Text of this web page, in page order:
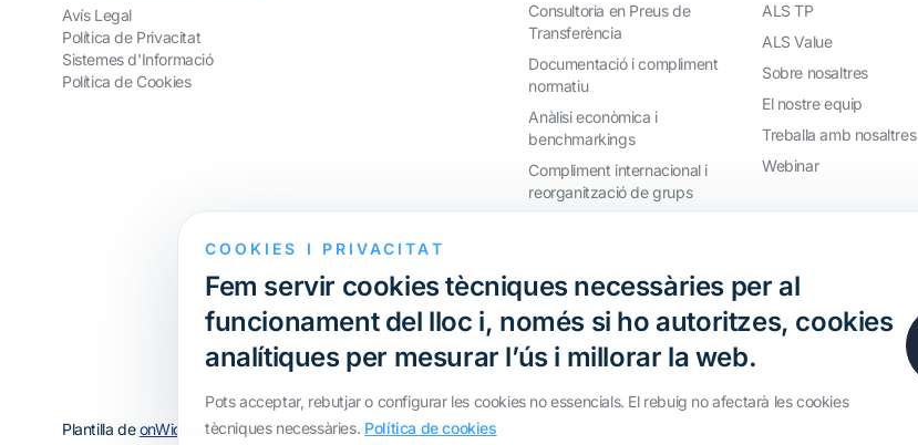
Avís Legal
Política de Privacitat
Sistemes d'Informació
Política de Cookies
Consultoria en Preus de
Transferència
Documentació i compliment
normatiu
Anàlisi econòmica i
benchmarkings
Compliment internacional i
reorganització de grups
Valoracions i operacions
financeres
ALS TP
ALS Value
Sobre nosaltres
El nostre equip
Treballa amb nosaltres
Webinar
Plantilla deonWidget, modificada perALS Transfer Pricing· Tots els drets reservats.
COOKIES I PRIVACITAT
Fem servir cookies tècniques necessàries per al
funcionament del lloc i, només si ho autoritzes, cookies
analítiques per mesurar l’ús i millorar la web.
Pots acceptar, rebutjar o configurar les cookies no essencials. El rebuig no afectarà les cookies
tècniques necessàries. Política de cookies